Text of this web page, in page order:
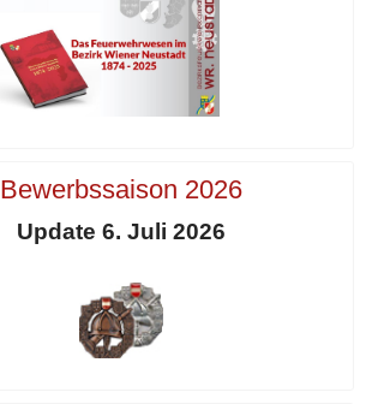
Bewerbssaison 2026
Update 6. Juli 2026